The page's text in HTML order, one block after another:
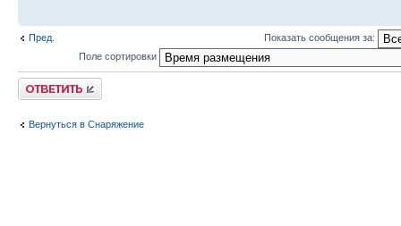
Пред.
Показать сообщения за:
Поле сортировки
Ответить
Вернуться в Снаряжение